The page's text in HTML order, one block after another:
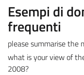
Esempi di
frequenti
please summarise the
what is your view of
2008?